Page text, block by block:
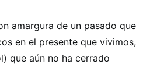
amargura de un pasado que
en el presente que vivimos,
que aún no ha cerrado